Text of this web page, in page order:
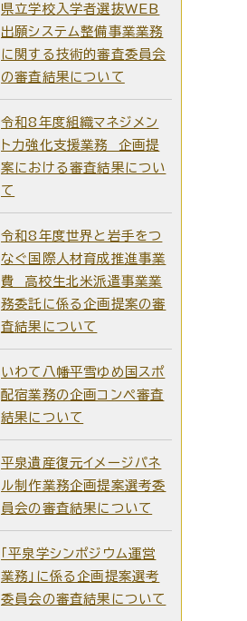
県立学校入学者選抜WEB
出願システム整備事業業務
に関する技術的審査委員会
の審査結果について
令和8年度組織マネジメン
ト力強化支援業務 企画提
案における審査結果につい
て
令和8年度世界と岩手をつ
なぐ国際人材育成推進事業
費 高校生北米派遣事業業
務委託に係る企画提案の審
査結果について
いわて八幡平雪ゆめ国スポ
配宿業務の企画コンペ審査
結果について
平泉遺産復元イメージパネ
ル制作業務企画提案選考委
員会の審査結果について
「平泉学シンポジウム運営
業務」に係る企画提案選考
委員会の審査結果について